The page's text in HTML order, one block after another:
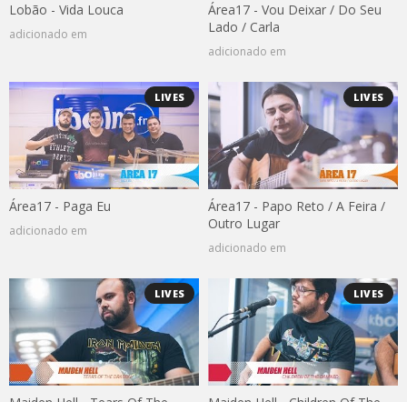
Lobão - Vida Louca
adicionado em
Área17 - Vou Deixar / Do Seu
Lado / Carla
adicionado em
LIVES
Área17 - Paga Eu
adicionado em
LIVES
Área17 - Papo Reto / A Feira /
Outro Lugar
adicionado em
LIVES LIVES